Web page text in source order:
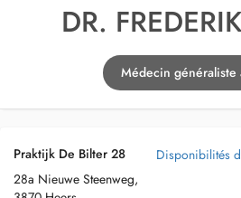
DR.
Médecin généraliste
Praktijk De Bilter 28
28a Nieuwe Steenweg,
Disponibilités